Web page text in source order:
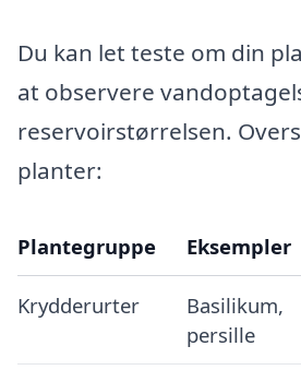
Du kan let teste om din
at observere
reservoirstørrelsen.
planter:
Plantegruppe Eksempler
Krydderurter
Basilikum,
persille